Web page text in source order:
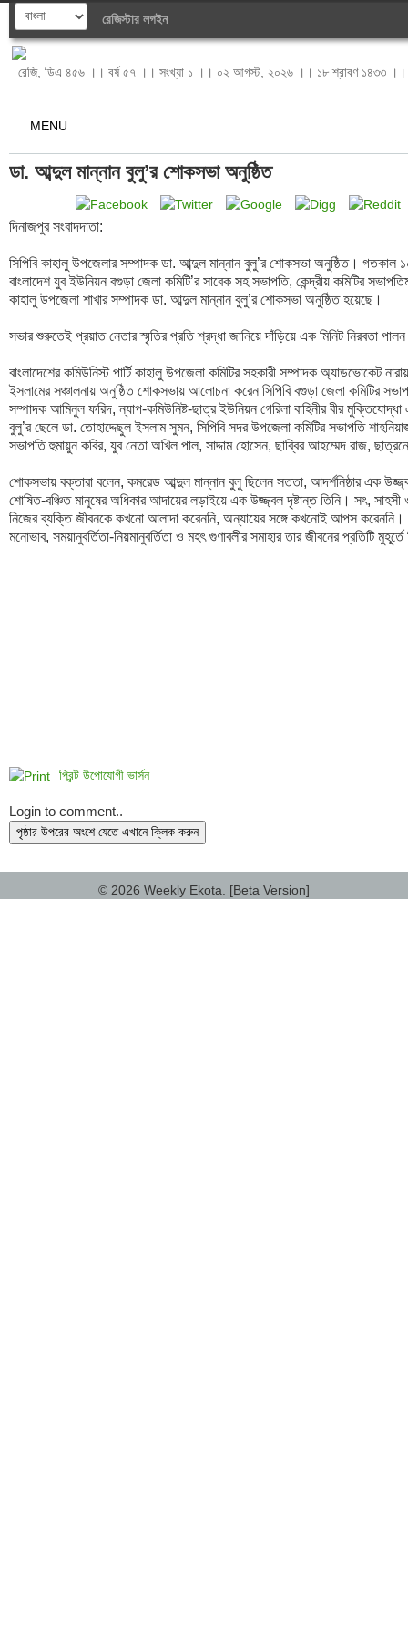
রেজিস্টার লগইন
রেজি, ডিএ ৪৫৬ ।। বর্ষ ৫৭ ।। সংখ্যা ১ ।। ০২ আগস্ট, ২০২৬ ।। ১৮ শ্রাবণ ১৪৩৩ ।।
MENU
ডা. আব্দুল মান্নান বুলু’র শোকসভা অনুষ্ঠিত
দিনাজপুর সংবাদদাতা:
সিপিবি কাহালু উপজেলার সম্পাদক ডা. আব্দুল মান্নান বুলু’র শোকসভা অনুষ্ঠিত। গতকাল
বাংলাদেশ যুব ইউনিয়ন বগুড়া জেলা কমিটি’র সাবেক সহ সভাপতি, কেন্দ্রীয় কমিটির
কাহালু উপজেলা শাখার সম্পাদক ডা. আব্দুল মান্নান বুলু’র শোকসভা অনুষ্ঠিত হয়েছে।
সভার শুরুতেই প্রয়াত নেতার স্মৃতির প্রতি শ্রদ্ধা জানিয়ে দাঁড়িয়ে এক মিনিট নিরবতা
বাংলাদেশের কমিউনিস্ট পার্টি কাহালু উপজেলা কমিটির সহকারী সম্পাদক অ্যাডভোকেট
ইসলামের সঞ্চালনায় অনুষ্ঠিত শোকসভায় আলোচনা করেন সিপিবি বগুড়া জেলা কমিটির
সম্পাদক আমিনুল ফরিদ, ন্যাপ-কমিউনিষ্ট-ছাত্র ইউনিয়ন গেরিলা বাহিনীর বীর
বুলু’র ছেলে ডা. তোহাদ্দেছুল ইসলাম সুমন, সিপিবি সদর উপজেলা কমিটির সভাপতি
সভাপতি হুমায়ুন কবির, যুব নেতা অখিল পাল, সাদ্দাম হোসেন, ছাব্বির আহম্মেদ রাজ,
শোকসভায় বক্তারা বলেন, কমরেড আব্দুল মান্নান বুলু ছিলেন সততা, আদর্শনিষ্ঠার এক
শোষিত-বঞ্চিত মানুষের অধিকার আদায়ের লড়াইয়ে এক উজ্জ্বল দৃষ্টান্ত তিনি। সৎ, সাহসী
নিজের ব্যক্তি জীবনকে কখনো আলাদা করেননি, অন্যায়ের সঙ্গে কখনোই আপস করেননি।
প্রিন্ট উপোযোগী ভার্সন
Login to comment..
পৃষ্ঠার উপরের অংশে যেতে এখানে ক্লিক করুন
© 2026 Weekly Ekota. [Beta Version]